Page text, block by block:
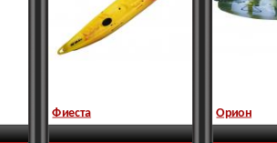
Фиеста Орион